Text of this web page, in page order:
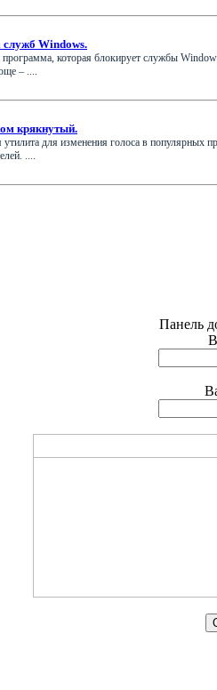
Windows.
которая блокирует службы
– ....
крякнутый.
для изменения голоса в популярных
....
Панель